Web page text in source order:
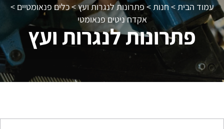
עמוד הבית >חנות >פתרונות לנגרות ועץ>כלים פנאומטיים >
אקדח ניטים פנאומטי
פתרונות לנגרות ועץ